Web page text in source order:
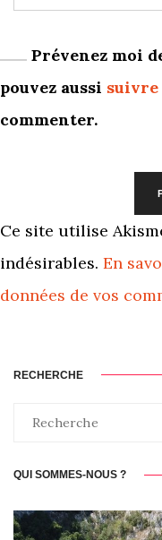
Prévenez moi
pouvez aussi suivre
commenter.
Ce site utilise
indésirables. En
données de vos
RECHERCHE
QUI SOMMES-NOUS ?